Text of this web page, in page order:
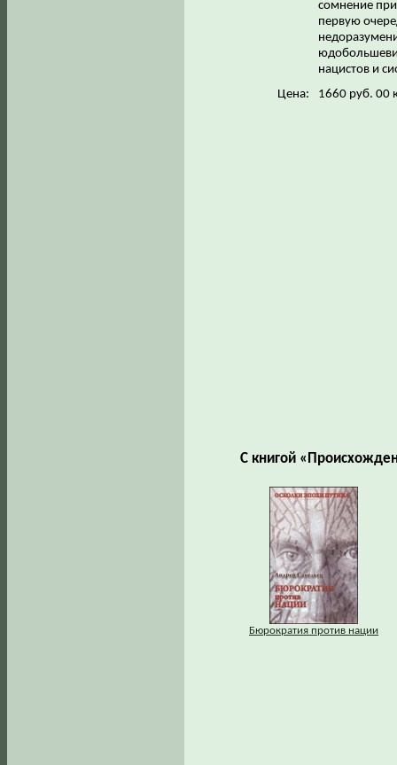
сомнение
первую
нацистов и
Цена:
1660 руб. 00
С книгой
Бюрократия против нации